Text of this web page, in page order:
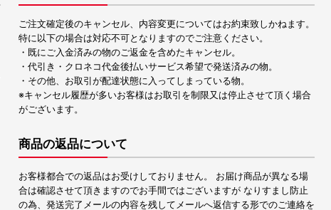
ご注文確定後のキャンセル、内容変更についてはお約束致しかねます。
特に以下の場合は対応不可となりますのでご注意ください。
・既にご入金済みの物のご返金を含めたキャンセル。
・代引き・クロネコ代金後払いサービス希望で発送済みの物。
・その他、お取引が配達状態に入ってしまっている物。
※キャンセル履歴が多いお客様はお取引を制限又は停止させて頂く場合
がございます。
商品の返品について
お客様都合での返品はお受けしておりません。 お届け商品が異なる場
合は確認させて頂きますのでお手間ではございますが なりすまし防止
の為、発送完了メールの内容を残してメールへ返信する形でのご連絡を